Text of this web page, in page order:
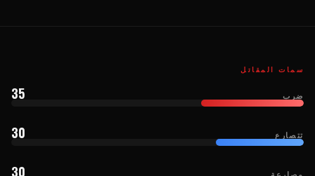
سمات المقاتل
ضرب 35
تتصارع 30
مصارعة 30